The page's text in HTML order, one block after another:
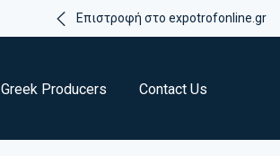
Επιστροφή στο expotrofonline.gr
Greek Producers Contact Us